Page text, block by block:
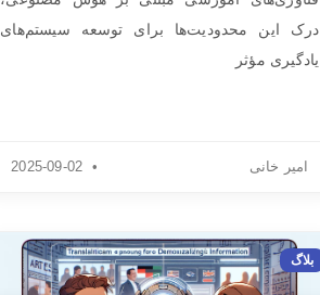
درک این محدودیت‌ها برای توسعه سیستم‌های
یادگیری مؤثر
امیر خانی
بلاگ